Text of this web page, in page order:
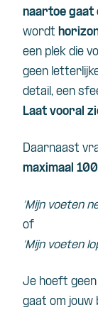
naartoe gaat
wordt
een plek die
geen
detail, een
Laat vooral
Daarnaast
maximaal
‘Mijn voeten
of
‘Mijn voeten
Je hoeft
gaat om jouw